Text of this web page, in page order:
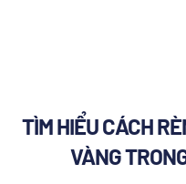
TÌM HIỂU CÁCH
VÀNG